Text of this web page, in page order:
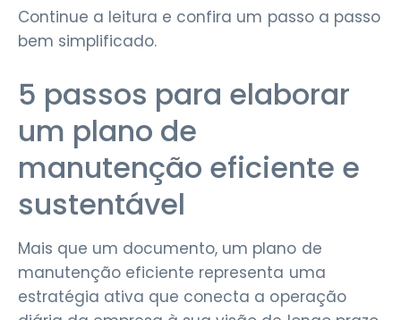
Continue a leitura e confira um passo a passo
bem simplificado.
5 passos para elaborar
um plano de
manutenção eficiente e
sustentável
Mais que um documento, um plano de
manutenção eficiente representa uma
estratégia ativa que conecta a operação